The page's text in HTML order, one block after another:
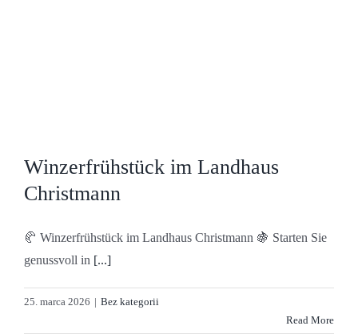
Winzerfrühstück im Landhaus
Christmann
🥐 Winzerfrühstück im Landhaus Christmann 🍇 Starten Sie
genussvoll in [...]
25. marca 2026 | Bez kategorii
Read More